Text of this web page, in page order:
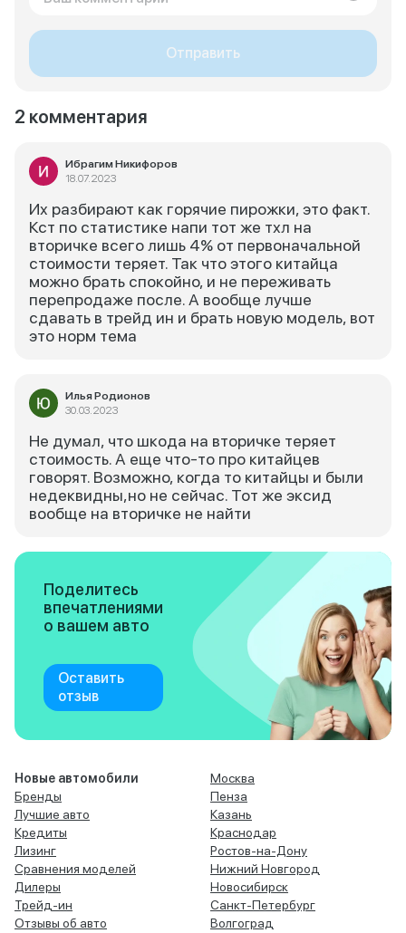
Отправить
2 комментария
Ибрагим Никифоров
18.07.2023
Их разбирают как горячие пирожки, это факт.
Кст по статистике напи тот же тхл на
вторичке всего лишь 4% от первоначальной
стоимости теряет. Так что этого китайца
можно брать спокойно, и не переживать
перепродаже после. А вообще лучше
сдавать в трейд ин и брать новую модель, вот
это норм тема
Илья Родионов
30.03.2023
Не думал, что шкода на вторичке теряет
стоимость. А еще что-то про китайцев
говорят. Возможно, когда то китайцы и были
недеквидны,но не сейчас. Тот же эксид
вообще на вторичке не найти
Поделитесь
впечатлениями
о вашем авто
Оставить
отзыв
Новые автомобили
Бренды
Лучшие авто
Кредиты
Лизинг
Сравнения моделей
Дилеры
Трейд-ин
Отзывы об авто
Москва
Пенза
Казань
Краснодар
Ростов-на-Дону
Нижний Новгород
Новосибирск
Санкт-Петербург
Волгоград